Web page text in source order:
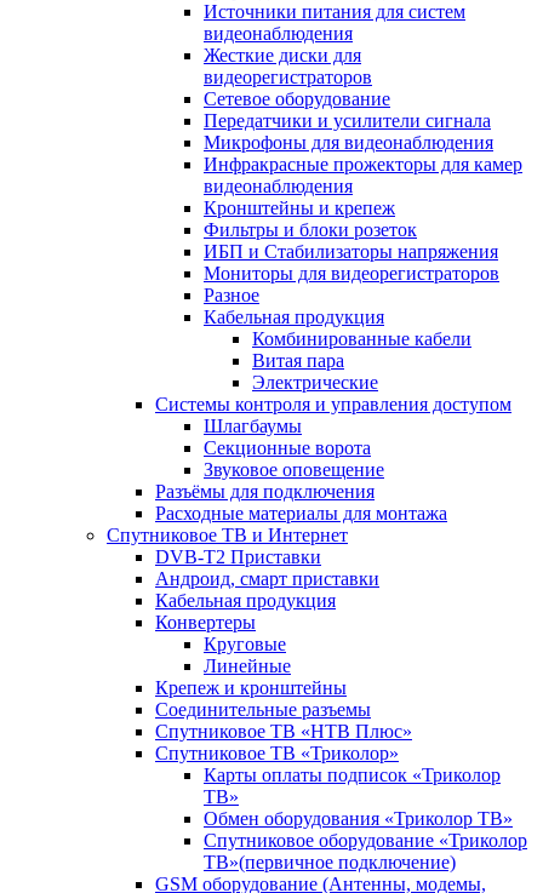
Источники питания для систем
видеонаблюдения
Жесткие диски для
видеорегистраторов
Сетевое оборудование
Передатчики и усилители сигнала
Микрофоны для видеонаблюдения
Инфракрасные прожекторы для камер
видеонаблюдения
Кронштейны и крепеж
Фильтры и блоки розеток
ИБП и Стабилизаторы напряжения
Мониторы для видеорегистраторов
Разное
Кабельная продукция
Комбинированные кабели
Витая пара
Электрические
Системы контроля и управления доступом
Шлагбаумы
Секционные ворота
Звуковое оповещение
Разъёмы для подключения
Расходные материалы для монтажа
Спутниковое ТВ и Интернет
DVB-Т2 Приставки
Андроид, смарт приставки
Кабельная продукция
Конвертеры
Круговые
Линейные
Крепеж и кронштейны
Соединительные разъемы
Спутниковое ТВ «НТВ Плюс»
Спутниковое ТВ «Триколор»
Карты оплаты подписок «Триколор
ТВ»
Обмен оборудования «Триколор ТВ»
Спутниковое оборудование «Триколор
ТВ»(первичное подключение)
GSM оборудование (Антенны, модемы,